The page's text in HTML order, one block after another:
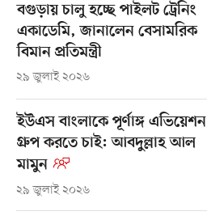
বগুড়ায় চালু হচ্ছে পাইলট ট্রেনিং
একাডেমি, জানালেন বেসামরিক
বিমান প্রতিমন্ত্রী
২৯ জুলাই ২০২৬
ইউএস বাংলাকে পূর্ণাঙ্গ এভিয়েশন
গ্রুপ করতে চাই: আবদুল্লাহ আল
মামুন
২৯ জুলাই ২০২৬